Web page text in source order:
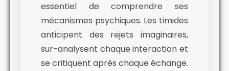
essentiel de comprendre ses
mécanismes psychiques. Les timides
anticipent des rejets imaginaires,
sur-analysent chaque interaction et
se critiquent après chaque échange.